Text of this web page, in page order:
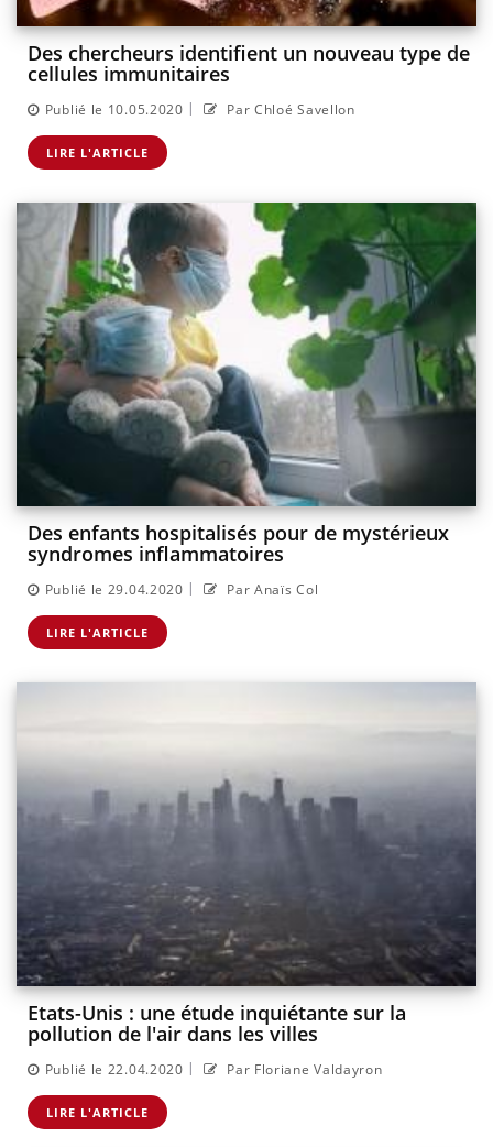
Des chercheurs identifient un nouveau type de
cellules immunitaires
Publié le 10.05.2020 | Par Chloé Savellon
LIRE L'ARTICLE
Des enfants hospitalisés pour de mystérieux
syndromes inflammatoires
Publié le 29.04.2020 | Par Anaïs Col
LIRE L'ARTICLE
Etats-Unis : une étude inquiétante sur la
pollution de l'air dans les villes
Publié le 22.04.2020 | Par Floriane Valdayron
LIRE L'ARTICLE